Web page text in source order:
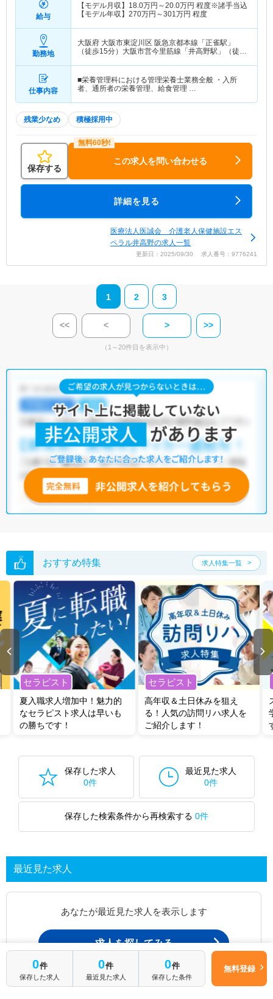
給与
【モデル月収】 18.0万円～20.0万円 程度※諸手当込
【モデル年収】 270万円～301万円 程度
勤務地
大阪府 大阪市東淀川区 阪急京都本線「正雀駅」
（徒歩15分）大阪市営今里筋線「井高野駅」（徒歩
仕事内容
■栄養管理科における管理栄養士業務全般 ・入所
者、通所者の栄養管理、給食管理 …
残業少なめ 積極採用中
保存する
この求人を問い合わせる
詳細を見る
医療法人医誠会 介護老人保健施設エス
ペラル井高野の求人一覧
更新日：2025/09/30 求人番号：9776241
1 2 3
<< < > >>
（1～20件目を表示中）
おすすめ特集 求人特集一覧
セラピスト
夏入職求人増加中！魅力的
なセラピスト求人は早いも
の勝ちです！
セラピスト
高年収＆土日休みを狙え
る！人気の訪問リハ求人を
ご紹介します！
保存した求人
0件
最近見た求人
0件
保存した検索条件から再検索する 0件
最近見た求人
あなたが最近見た求人を表示します
求人を探してみる
0件
保存した求人
0件
最近見た求人
0件
保存した条件
無料登録